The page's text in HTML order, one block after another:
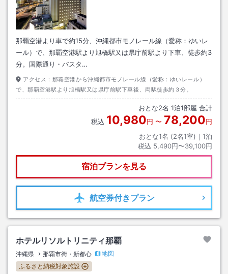
那覇空港より車で約15分、沖縄都市モノレール線（愛称：ゆいレ
ール）で、那覇空港駅より旭橋駅又は県庁前駅より下車、徒歩約3
分。国際通り・バスタ…
アクセス： 那覇空港から沖縄都市モノレール線（愛称：ゆいレール）
で、那覇空港駅より旭橋駅又は県庁前駅下車後、両駅徒歩約３分。
おとな2名 1泊1部屋 合計
税込 10,980円 〜 78,200円
おとな1名 (2名1室)｜ 1泊
税込 5,490円〜39,100円
宿泊プランを見る
航空券付きプラン
ホテルリソルトリニティ那覇
沖縄県 那覇市街・新都心
地図
ふるさと納税対象施設